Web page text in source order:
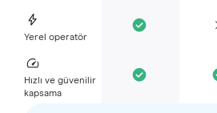
Yerel operatör
Hızlı ve güvenilir
kapsama